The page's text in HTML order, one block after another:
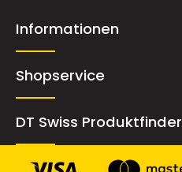
Informationen
Shopservice
DT Swiss Produktfinder